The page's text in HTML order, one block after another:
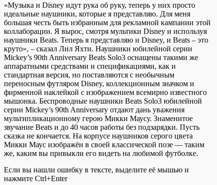
«Музыка и Disney идут рука об руку, теперь у них просто
идеальные наушники, которые я представляю. Для меня
большая честь быть избранным для рекламной кампании этой
коллаборации. Я вырос, смотря мультики Disney и используя
наушники Beats. Теперь я представляю и Disney, и Beats – это
круто», – сказал Лил Яхти. Наушники юбилейной серии
Mickey’s 90th Anniversary Beats Solo3 оснащены такими же
аппаратными средствами и спецификациями, как и
стандартная версия, но поставляются с необычным
переносным футляром Disney, коллекционным значком и
фирменной наклейкой с изображением всемирно известного
мышонка. Беспроводные наушники Beats Solo3 юбилейной
серии Mickey’s 90th Anniversary отдают дань уважения
мультипликационному герою Микки Маусу. Знаменитое
звучание Beats и до 40 часов работы без подзарядки. Пусть
сказка не кончается. На корпусе наушников серого цвета
Микки Маус изображён в своей классической позе — таким
же, каким вы привыкли его видеть на любимой футболке.
Если вы нашли ошибку в тексте, выделите её мышью и
нажмите Ctrl+Enter